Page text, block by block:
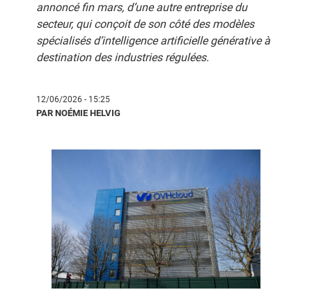
annoncé fin mars, d’une autre entreprise du
secteur, qui conçoit de son côté des modèles
spécialisés d’intelligence artificielle générative à
destination des industries régulées.
12/06/2026 - 15:25
PAR NOÉMIE HELVIG